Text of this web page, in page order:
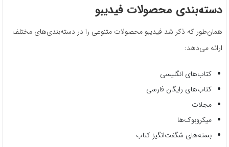
دسته‌بندی محصولات فیدیبو
همان‌طور که ذکر شد فیدیبو محصولات متنوعی را در دسته‌بندی‌های مختلف
ارائه‌ می‌دهد:
کتاب‌های انگلیسی
کتاب‌های رایگان فارسی
مجلات
میکروبوک‌ها
بسته‌های شگفت‌انگیز کتاب